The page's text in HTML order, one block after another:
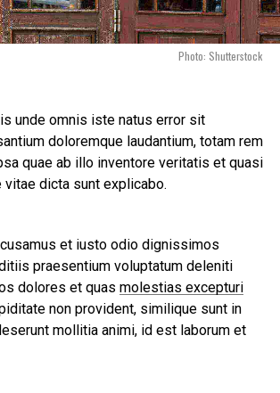
Photo: Shutterstock
unde omnis iste natus error sit
doloremque laudantium, totam rem
quae ab illo inventore veritatis et quasi
vitae dicta sunt explicabo.
et iusto odio dignissimos
praesentium voluptatum deleniti
dolores et quas molestias excepturi
non provident, similique sunt in
mollitia animi, id est laborum et